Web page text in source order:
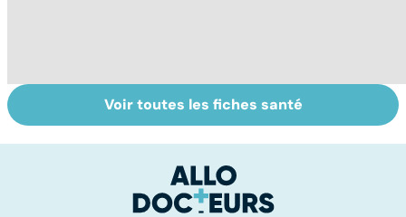
HPV : tout savoir
sur les
La tuberculose
pulmonaire
Voir toutes les fiches santé